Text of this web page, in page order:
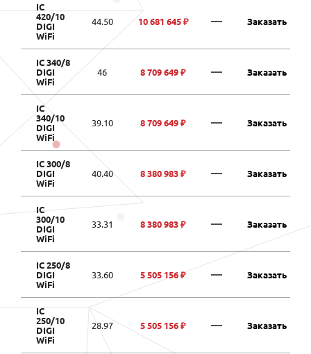
IC
420/10
DIGI
WiFi
44.50 10 681 645 ₽ — Заказать
IC 340/8
DIGI
WiFi
46 8 709 649 ₽ — Заказать
IC
340/10
DIGI
WiFi
39.10 8 709 649 ₽ — Заказать
IC 300/8
DIGI
WiFi
40.40 8 380 983 ₽ — Заказать
IC
300/10
DIGI
WiFi
33.31 8 380 983 ₽ — Заказать
IC 250/8
DIGI
WiFi
33.60 5 505 156 ₽ — Заказать
IC
250/10
DIGI
WiFi
28.97 5 505 156 ₽ — Заказать